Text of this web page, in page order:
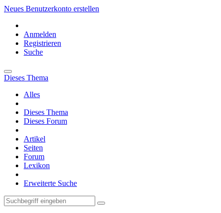
Neues Benutzerkonto erstellen
Anmelden
Registrieren
Suche
Dieses Thema
Alles
Dieses Thema
Dieses Forum
Artikel
Seiten
Forum
Lexikon
Erweiterte Suche